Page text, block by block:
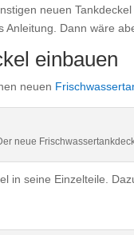
neuen
Anleitung. Dann wäre
einbauen
neuen
neue
in seine Einzelteile.